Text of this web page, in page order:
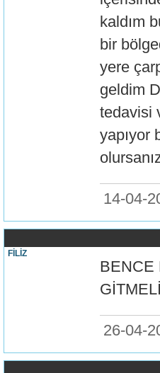
kaldım
bir
yere
geldim
tedavisi
yapıyor
14-04-
FİLİZ
BENCE
26-04-